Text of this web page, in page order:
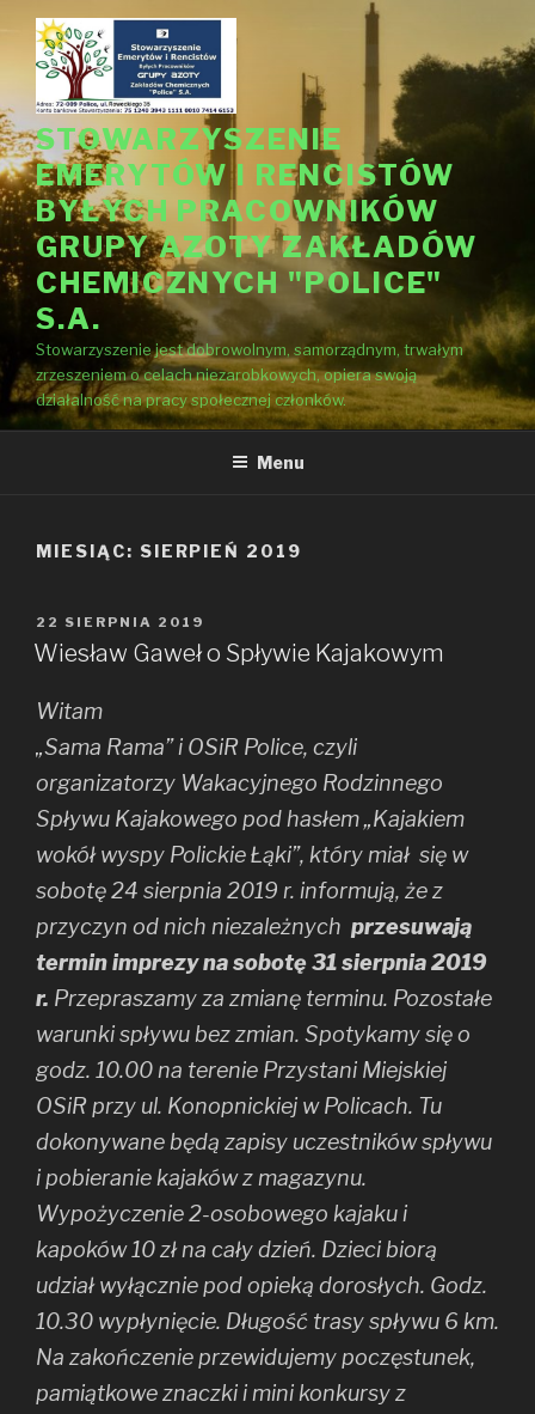
Przejdź
treści
STOWARZYSZENIE
EMERYTÓW I RENCISTÓW
BYŁYCH PRACOWNIKÓW
GRUPY AZOTY ZAKŁADÓW
CHEMICZNYCH "POLICE"
S.A.
Stowarzyszenie jest dobrowolnym, samorządnym, trwałym
zrzeszeniem o celach niezarobkowych, opiera swoją
działalność na pracy społecznej członków.
Menu
MIESIĄC: SIERPIEŃ 2019
OPUBLIKOWANE
W
22 SIERPNIA 2019
Wiesław Gaweł o Spływie Kajakowym
Witam
„Sama Rama” i OSiR Police, czyli
organizatorzy Wakacyjnego Rodzinnego
Spływu Kajakowego pod hasłem „Kajakiem
wokół wyspy Polickie Łąki”, który miał się w
sobotę 24 sierpnia 2019 r. informują, że z
przyczyn od nich niezależnych przesuwają
termin imprezy na sobotę 31 sierpnia 2019
r. Przepraszamy za zmianę terminu. Pozostałe
warunki spływu bez zmian. Spotykamy się o
godz. 10.00 na terenie Przystani Miejskiej
OSiR przy ul. Konopnickiej w Policach. Tu
dokonywane będą zapisy uczestników spływu
i pobieranie kajaków z magazynu.
Wypożyczenie 2-osobowego kajaku i
kapoków 10 zł na cały dzień. Dzieci biorą
udział wyłącznie pod opieką dorosłych. Godz.
10.30 wypłynięcie. Długość trasy spływu 6 km.
Na zakończenie przewidujemy poczęstunek,
pamiątkowe znaczki i mini konkursy z